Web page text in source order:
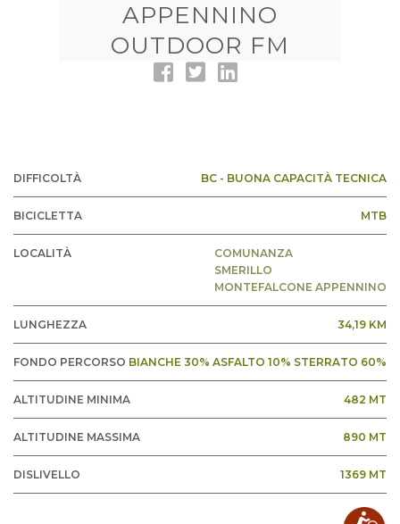
APPENNINO
OUTDOOR FM
DIFFICOLTÀ BC - BUONA CAPACITÀ TECNICA
BICICLETTA MTB
LOCALITÀ
COMUNANZA
SMERILLO
MONTEFALCONE APPENNINO
LUNGHEZZA 34,19 KM
FONDO PERCORSO BIANCHE 30% ASFALTO 10% STERRATO 60%
ALTITUDINE MINIMA 482 MT
ALTITUDINE MASSIMA 890 MT
DISLIVELLO 1369 MT